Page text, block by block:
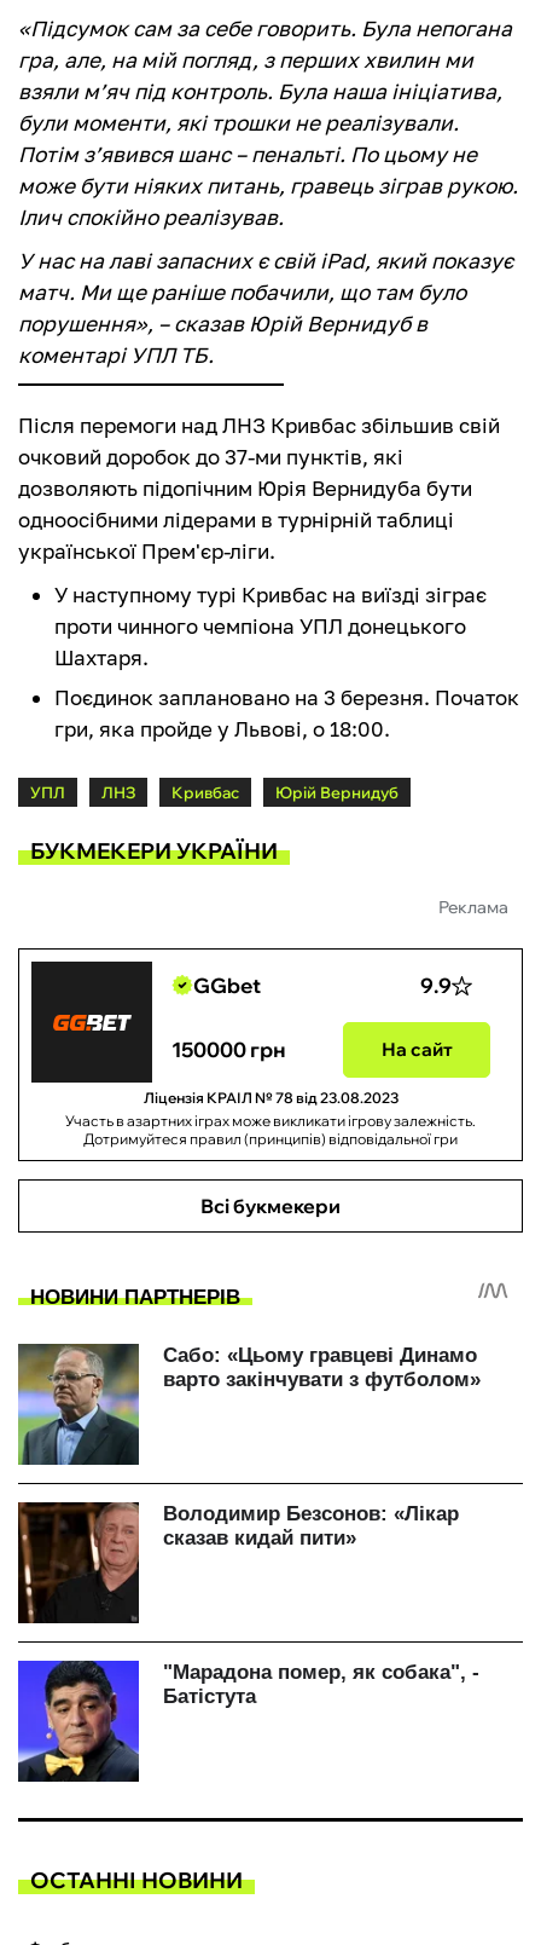
«Підсумок сам за себе говорить. Була непогана
гра, але, на мій погляд, з перших хвилин ми
взяли мʼяч під контроль. Була наша ініціатива,
були моменти, які трошки не реалізували.
Потім зʼявився шанс – пенальті. По цьому не
може бути ніяких питань, гравець зіграв рукою.
Ілич спокійно реалізував.
У нас на лаві запасних є свій iPad, який показує
матч. Ми ще раніше побачили, що там було
порушення», – сказав Юрій Вернидуб в
коментарі УПЛ ТБ.
Після перемоги над ЛНЗ Кривбас збільшив свій
очковий доробок до 37-ми пунктів, які
дозволяють підопічним Юрія Вернидуба бути
одноосібними лідерами в турнірній таблиці
української Прем'єр-ліги.
У наступному турі Кривбас на виїзді зіграє
проти чинного чемпіона УПЛ донецького
Шахтаря.
Поєдинок заплановано на 3 березня. Початок
гри, яка пройде у Львові, о 18:00.
УПЛ ЛНЗ Кривбас Юрій Вернидуб
БУКМЕКЕРИ УКРАЇНИ
Реклама
GGbet 9.9
150000 грн На сайт
Ліцензія КРАІЛ № 78 від 23.08.2023
Участь в азартних іграх може викликати ігрову залежність.
Дотримуйтеся правил (принципів) відповідальної гри
Всі букмекери
ОСТАННІ НОВИНИ